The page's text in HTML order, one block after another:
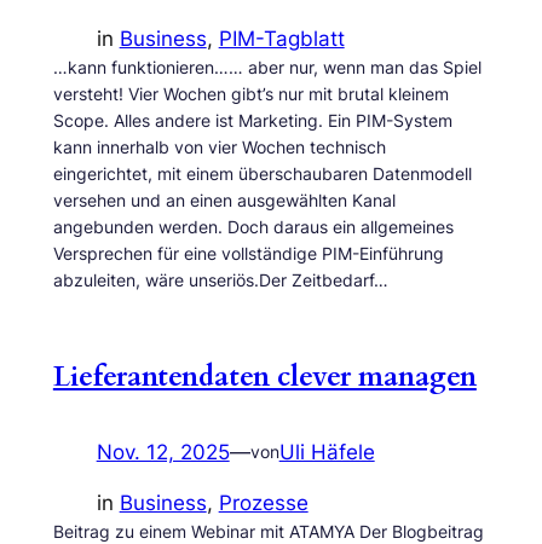
in Business, PIM-Tagblatt
…kann funktionieren…… aber nur, wenn man das Spiel
versteht! Vier Wochen gibt’s nur mit brutal kleinem
Scope. Alles andere ist Marketing. Ein PIM-System
kann innerhalb von vier Wochen technisch
eingerichtet, mit einem überschaubaren Datenmodell
versehen und an einen ausgewählten Kanal
angebunden werden. Doch daraus ein allgemeines
Versprechen für eine vollständige PIM-Einführung
abzuleiten, wäre unseriös.Der Zeitbedarf…
Lieferantendaten clever managen
Nov. 12, 2025—vonUli Häfele
in Business, Prozesse
Beitrag zu einem Webinar mit ATAMYA Der Blogbeitrag